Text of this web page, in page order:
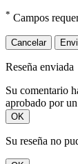
* Campos
Cancelar
Reseña enviada
Su comentario
aprobado por
OK
Su reseña no